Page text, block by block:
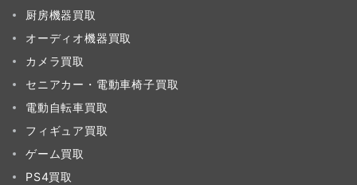
厨房機器買取
オーディオ機器買取
カメラ買取
セニアカー・電動車椅子買取
電動自転車買取
フィギュア買取
ゲーム買取
PS4買取